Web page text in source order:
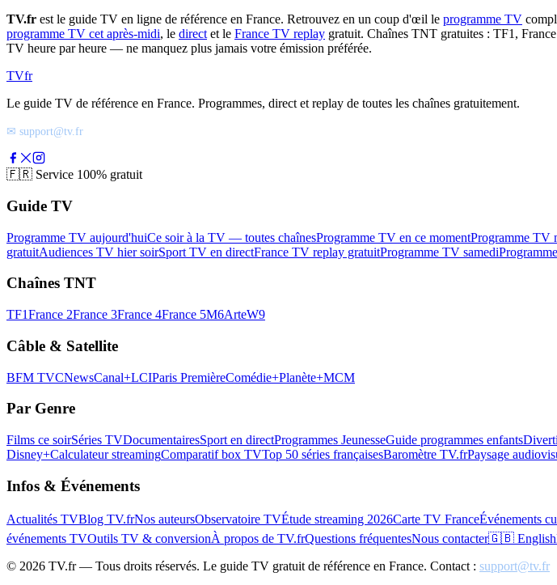
TV.fr est le guide TV en ligne de référence en France. Retrouvez en un coup d'œil le programme TV
programme TV cet après-midi, le direct et le France TV replay gratuit. Chaînes TNT gratuites : TF1,
TV heure par heure — ne manquez plus jamais votre émission préférée.
TVfr
Le guide TV de référence en France. Programmes, direct et replay de toutes les chaînes gratuitement.
✉ support@tv.fr
🇫🇷 Service 100% gratuit
Guide TV
Programme TV aujourd'huiCe soir à la TV — toutes chaînesProgramme TV en ce momentProgramme TV
gratuitAudiences TV hier soirSport TV en directFrance TV replay gratuitProgramme TV samedi
Chaînes TNT
TF1France 2France 3France 4France 5M6ArteW9
Câble & Satellite
BFM TVCNewsCanal+LCIParis PremièreComédie+Planète+MCM
Par Genre
Films ce soirSéries TVDocumentairesSport en directProgrammes JeunesseGuide programmes enfants
Disney+Calculateur streamingComparatif box TVTop 50 séries françaisesBaromètre TV.frPaysage
Infos & Événements
Actualités TVBlog TV.frNos auteursObservatoire TVÉtude streaming 2026Carte TV FranceÉvénements
événements TVOutils TV & conversionÀ propos de TV.frQuestions fréquentesNous contacter🇬🇧 English
© 2026 TV.fr — Tous droits réservés. Le guide TV gratuit de référence en France. Contact : support@tv.fr